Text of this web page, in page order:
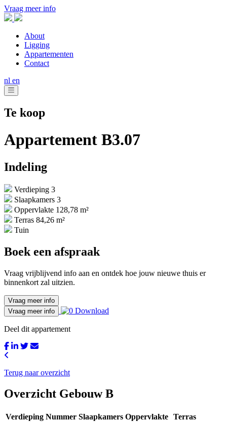
Vraag meer info
About
Ligging
Appartementen
Contact
nl en
Te koop
Appartement B3.07
Indeling
Verdieping 3
Slaapkamers 3
Oppervlakte 128,78 m²
Terras 84,26 m²
Tuin
Boek een afspraak
Vraag vrijblijvend info aan en ontdek hoe jouw nieuwe thuis er
binnenkort zal uitzien.
Vraag meer info
Vraag meer info
Download
Deel dit appartement
Terug naar overzicht
Overzicht Gebouw B
Verdieping Nummer Slaapkamers Oppervlakte Terras